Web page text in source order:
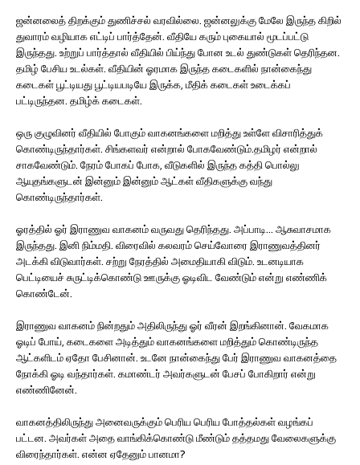
ஜன்னலைத் திறக்கும் துணிச்சல் வரவில்லை. ஜன்னலுக்கு மேலே இருந்த கிறில்
துவாரம் வழியாக எட்டிப் பார்த்தேன். வீதியே கரும் புகையால் மூடப்பட்டு
இருந்தது. உற்றுப் பார்த்தால் வீதியில் பிய்ந்து போன உடல் துண்டுகள் தெரிந்தன.
தமிழ் பேசிய உடல்கள். வீதியின் ஓரமாக இருந்த கடைகளில் நான்கைந்து
கடைகள் பூட்டியது பூட்டியபடியே இருக்க, மீதிக் கடைகள் உடைக்கப்
பட்டிருந்தன. தமிழ்க் கடைகள்.
ஒரு குழுவினர் வீதியில் போகும் வாகனங்களை மறித்து உள்ளே விசாரித்துக்
கொண்டிருந்தார்கள். சிங்களவர் என்றால் போகவேண்டும்.தமிழர் என்றால்
சாகவேண்டும். நேரம் போகப் போக, வீடுகளில் இருந்த கத்தி பொல்லு
ஆயுதங்களுடன் இன்னும் இன்னும் ஆட்கள் வீதிகளுக்கு வந்து
கொண்டிருந்தார்கள்.
ஓரத்தில் ஓர் இராணுவ வாகனம் வருவது தெரிந்தது. அப்பாடி… ஆசுவாசமாக
இருந்தது. இனி நிம்மதி. விரைவில் கலவரம் செய்வோரை இராணுவத்தினர்
அடக்கி விடுவார்கள். சற்று நேரத்தில் அமைதியாகி விடும். உடனடியாக
பெட்டியைச் சுருட்டிக்கொண்டு ஊருக்கு ஓடிவிட வேண்டும் என்று எண்ணிக்
கொண்டேன்.
இராணுவ வாகனம் நின்றதும் அதிலிருந்து ஓர் வீரன் இறங்கினான். வேகமாக
ஓடிப் போய், கடைகளை அடித்தும் வாகனங்களை மறித்தும் கொண்டிருந்த
ஆட்களிடம் ஏதோ பேசினான். உடனே நான்கைந்து பேர் இராணுவ வாகனத்தை
நோக்கி ஓடி வந்தார்கள். கமாண்டர் அவர்களுடன் பேசப் போகிறார் என்று
எண்ணினேன்.
வாகனத்திலிருந்து அனைவருக்கும் பெரிய பெரிய போத்தல்கள் வழங்கப்
பட்டன. அவர்கள் அதை வாங்கிக்கொண்டு மீண்டும் தத்தமது வேலைகளுக்கு
விரைந்தார்கள். என்ன ஏதேனும் பானமா?